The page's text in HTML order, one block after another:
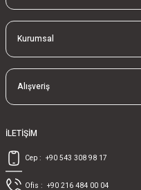
Kurumsal
Alışveriş
İLETİŞİM
Cep : +90 543 308 98 17
Ofis : +90 216 484 00 04